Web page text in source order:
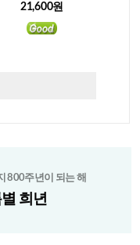
21,600원
800주년이 되는 해
희년